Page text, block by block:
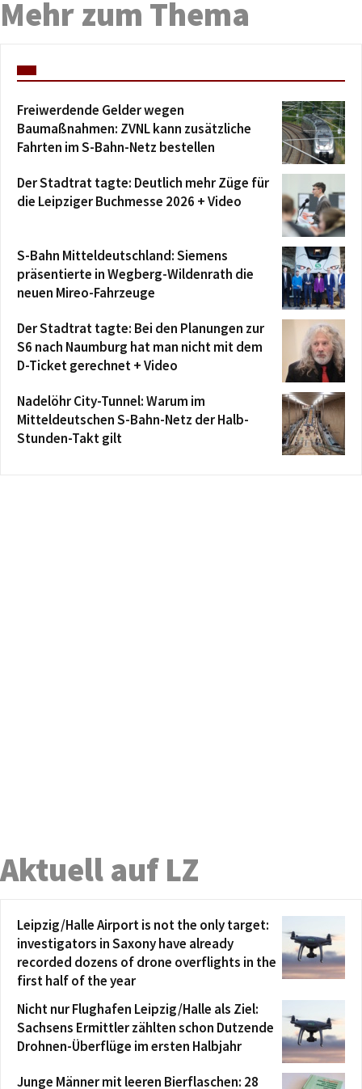
Mehr zum Thema
Freiwerdende Gelder wegen
Baumaßnahmen: ZVNL kann zusätzliche
Fahrten im S-Bahn-Netz bestellen
Der Stadtrat tagte: Deutlich mehr Züge für
die Leipziger Buchmesse 2026 + Video
S-Bahn Mitteldeutschland: Siemens
präsentierte in Wegberg-Wildenrath die
neuen Mireo-Fahrzeuge
Der Stadtrat tagte: Bei den Planungen zur
S6 nach Naumburg hat man nicht mit dem
D-Ticket gerechnet + Video
Nadelöhr City-Tunnel: Warum im
Mitteldeutschen S-Bahn-Netz der Halb-
Stunden-Takt gilt
Aktuell auf LZ
Leipzig/Halle Airport is not the only target:
investigators in Saxony have already
recorded dozens of drone overflights in the
first half of the year
Nicht nur Flughafen Leipzig/Halle als Ziel:
Sachsens Ermittler zählten schon Dutzende
Drohnen-Überflüge im ersten Halbjahr
Junge Männer mit leeren Bierflaschen: 28